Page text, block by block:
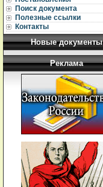
Поиск документа
Полезные ссылки
Контакты
Новые документы
Реклама